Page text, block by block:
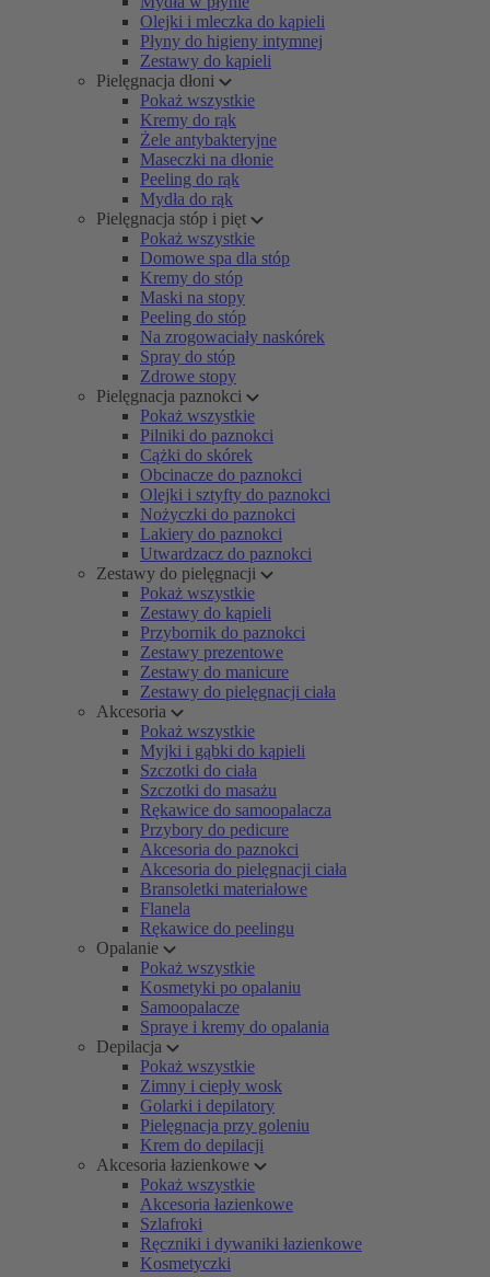
Olejki i mleczka do kąpieli
Płyny do higieny intymnej
Zestawy do kąpieli
Pielęgnacja dłoni
Pokaż wszystkie
Kremy do rąk
Żele antybakteryjne
Maseczki na dłonie
Peeling do rąk
Mydła do rąk
Pielęgnacja stóp i pięt
Pokaż wszystkie
Domowe spa dla stóp
Kremy do stóp
Maski na stopy
Peeling do stóp
Na zrogowaciały naskórek
Spray do stóp
Zdrowe stopy
Pielęgnacja paznokci
Pokaż wszystkie
Pilniki do paznokci
Cążki do skórek
Obcinacze do paznokci
Olejki i sztyfty do paznokci
Nożyczki do paznokci
Lakiery do paznokci
Utwardzacz do paznokci
Zestawy do pielęgnacji
Pokaż wszystkie
Zestawy do kąpieli
Przybornik do paznokci
Zestawy prezentowe
Zestawy do manicure
Zestawy do pielęgnacji ciała
Akcesoria
Pokaż wszystkie
Myjki i gąbki do kąpieli
Szczotki do ciała
Szczotki do masażu
Rękawice do samoopalacza
Przybory do pedicure
Akcesoria do paznokci
Akcesoria do pielęgnacji ciała
Bransoletki materiałowe
Flanela
Rękawice do peelingu
Opalanie
Pokaż wszystkie
Kosmetyki po opalaniu
Samoopalacze
Spraye i kremy do opalania
Depilacja
Pokaż wszystkie
Zimny i ciepły wosk
Golarki i depilatory
Pielęgnacja przy goleniu
Krem do depilacji
Akcesoria łazienkowe
Pokaż wszystkie
Akcesoria łazienkowe
Szlafroki
Ręczniki i dywaniki łazienkowe
Kosmetyczki